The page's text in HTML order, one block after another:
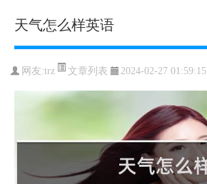
天气怎么样英语
网友:trz 文章列表 2024-02-27 01:59:15